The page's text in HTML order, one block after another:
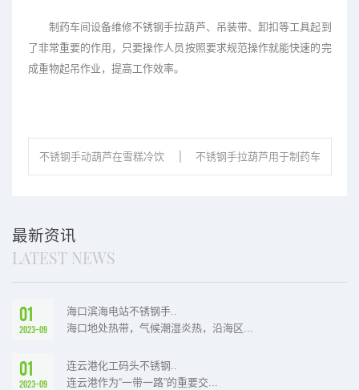
制药车间设备维修不锈钢手拉葫芦、吊装带、卸扣等工具起到
了非常重要的作用，只要操作人员按照要求规范操作就能快速的完
成重物起吊作业，提高工作效率。
不锈钢手动葫芦在雪糕冷饮 不锈钢手拉葫芦用于制药车
最新资讯
LATEST NEWS
01
2023-09
海口滨海电站不锈钢手..
海口地处热带，气候潮湿炎热，沿海区...
01
2023-09
连云港化工码头不锈钢..
连云港作为“一带一路”的重要交...